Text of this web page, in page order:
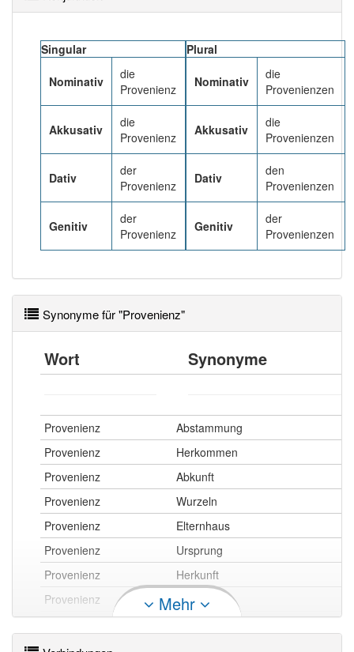
89% unserer Spielapp-Nutzer haben den Artikel
Singular
Nominativ
die
Provenienz
Akkusativ
die
Provenienz
Dativ
der
Provenienz
Genitiv
der
Provenienz
Plural
Nominativ
die
Provenienzen
Akkusativ
die
Provenienzen
Dativ
den
Provenienzen
Genitiv
der
Provenienzen
Synonyme für "Provenienz"
Wort Synonyme
Provenienz
Abstammung
Provenienz
Herkommen
Provenienz
Abkunft
Provenienz
Wurzeln
Provenienz
Elternhaus
Provenienz
Ursprung
Provenienz
Herkunft
Provenienz
Geburt
Provenienz openthesaurus
Mehr